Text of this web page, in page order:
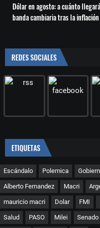
Dólar en agosto: a cuánto
banda cambiaria tras la
REDES SOCIALES
ETIQUETAS
Escándalo Polemica
Alberto Fernandez Macri
mauricio macri Dolar FMI
Salud PASO Milei Senado